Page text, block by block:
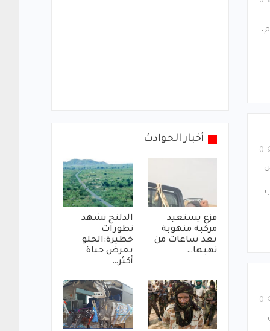
أخبار الحوادث
فزع يستعيد
مركبة منهوبة
بعد ساعات من
نهبها…
الدلنج تشهد
تطورات
خطيرة:الحلو
يعرض حياة
أكثر…